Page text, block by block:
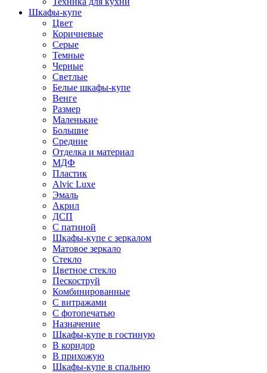
Шкафы-купе
Цвет
Коричневые
Серые
Темные
Черные
Светлые
Белые шкафы-купе
Венге
Размер
Маленькие
Большие
Средние
Отделка и материал
МДФ
Пластик
Alvic Luxe
Эмаль
Акрил
ДСП
С патиной
Шкафы-купе с зеркалом
Матовое зеркало
Стекло
Цветное стекло
Пескоструй
Комбинированные
С витражами
С фотопечатью
Назначение
Шкафы-купе в гостиную
В коридор
В прихожую
Шкафы-купе в спальню